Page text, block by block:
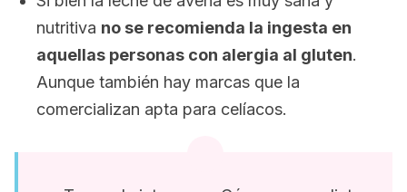
nutritiva no se recomienda la ingesta en
aquellas personas con alergia al gluten.
Aunque también hay marcas que la
comercializan apta para celíacos.